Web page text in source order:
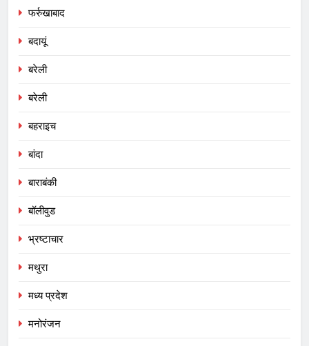
फर्रुखाबाद
बदायूं
बरेली
बरेली
बहराइच
बांदा
बाराबंकी
बॉलीवुड
भ्रष्टाचार
मथुरा
मध्य प्रदेश
मनोरंजन